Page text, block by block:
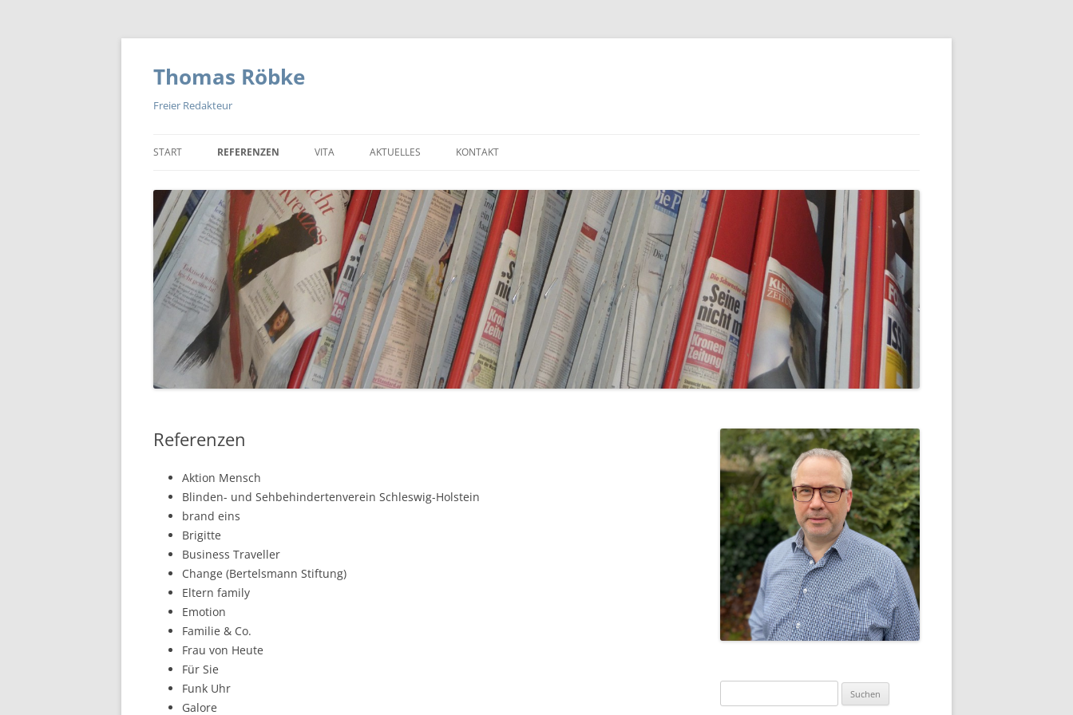
Zum
springen
Thomas Röbke
Freier Redakteur
START REFERENZEN VITA AKTUELLES KONTAKT
Referenzen
Aktion Mensch
Blinden- und Sehbehindertenverein Schleswig-Holstein
brand eins
Brigitte
Business Traveller
Change (Bertelsmann Stiftung)
Eltern family
Emotion
Familie & Co.
Frau von Heute
Für Sie
Funk Uhr
Galore
nach: